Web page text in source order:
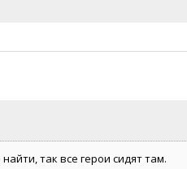
так все герои сидят там.